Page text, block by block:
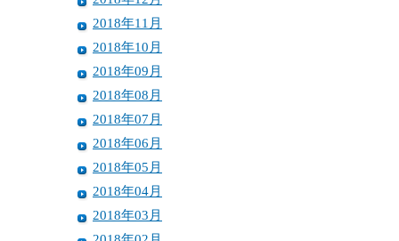
2018年11月
2018年10月
2018年09月
2018年08月
2018年07月
2018年06月
2018年05月
2018年04月
2018年03月